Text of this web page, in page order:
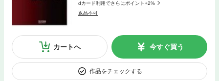
dカード利用でさらにポイント+2%
返品不可
カートへ 今すぐ買う
作品をチェックする